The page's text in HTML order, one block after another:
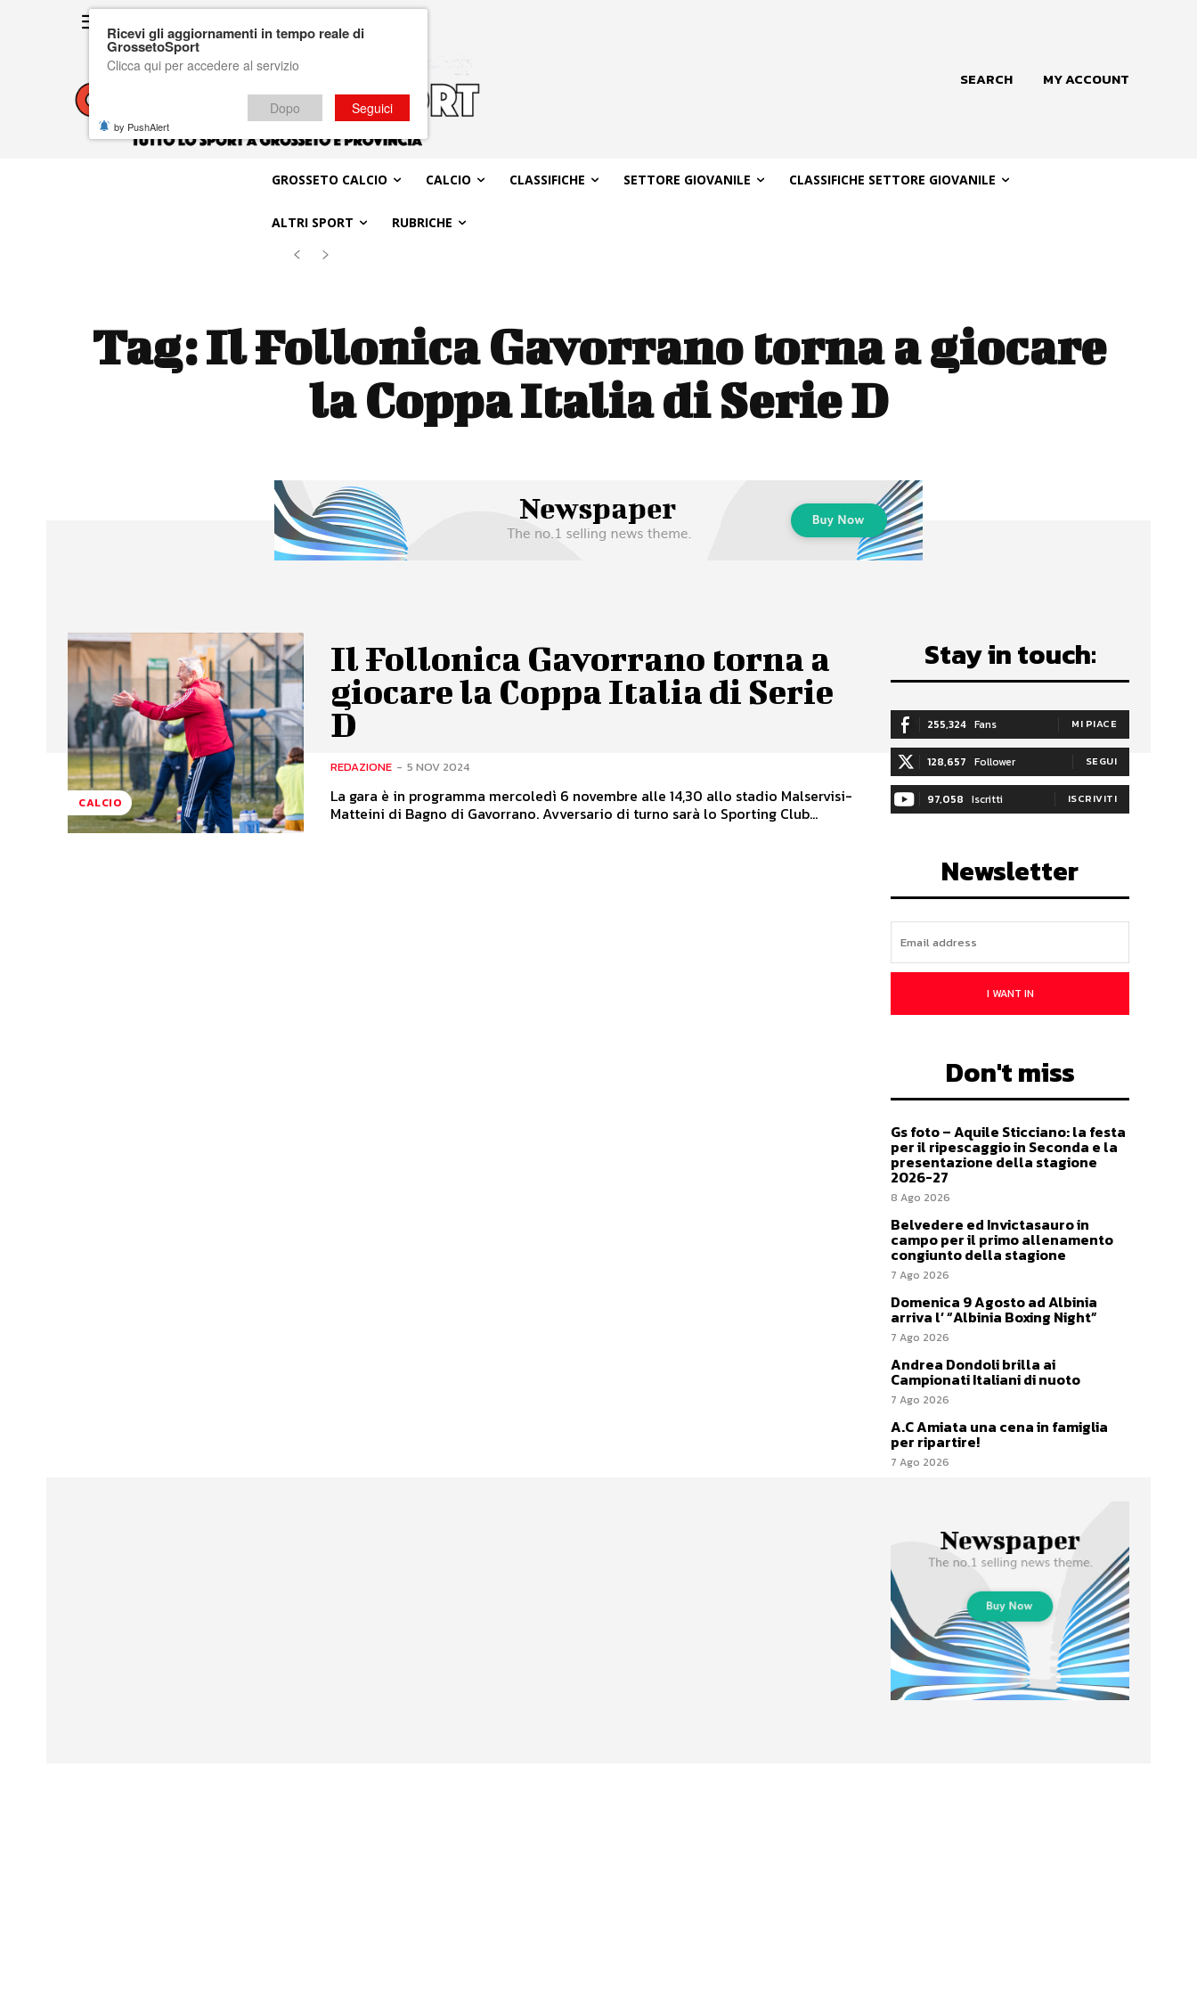
SEARCH MY ACCOUNT
GROSSETO CALCIO CALCIO CLASSIFICHE SETTORE GIOVANILE CLASSIFICHE SETTORE GIOVANILE
ALTRI SPORT RUBRICHE
Tag:Il Follonica Gavorrano torna a giocare
la Coppa Italia di Serie D
CALCIO
Il Follonica Gavorrano torna a
giocare la Coppa Italia di Serie
D
REDAZIONE - 5 NOV 2024
La gara è in programma mercoledì 6 novembre alle 14,30 allo stadio Malservisi-
Matteini di Bagno di Gavorrano. Avversario di turno sarà lo Sporting Club...
Stay in touch:
255,324 Fans MI PIACE
128,657 Follower SEGUI
97,058 Iscritti ISCRIVITI
Newsletter
I WANT IN
Don't miss
Gs foto – Aquile Sticciano: la festa
per il ripescaggio in Seconda e la
presentazione della stagione
2026-27
8 Ago 2026
Belvedere ed Invictasauro in
campo per il primo allenamento
congiunto della stagione
7 Ago 2026
Domenica 9 Agosto ad Albinia
arriva l’ “Albinia Boxing Night”
7 Ago 2026
Andrea Dondoli brilla ai
Campionati Italiani di nuoto
7 Ago 2026
A.C Amiata una cena in famiglia
per ripartire!
7 Ago 2026
Ricevi gli aggiornamenti in tempo reale di
GrossetoSport
Clicca qui per accedere al servizio
Dopo Seguici
by PushAlert